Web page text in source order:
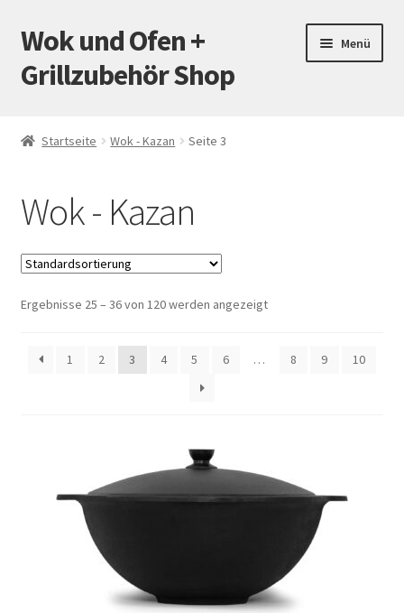
Zur
Navigation
springen
Zum
Inhalt
springen
Wok und Ofen +
Grillzubehör Shop
Menü
Warenkorb
Versand
Zahlungsarten
Kontakt
Startseite Wok - Kazan Seite 3
Wok - Kazan
Ergebnisse 25 – 36 von 120 werden angezeigt
1 2 3 4 5 6 … 8 9 10